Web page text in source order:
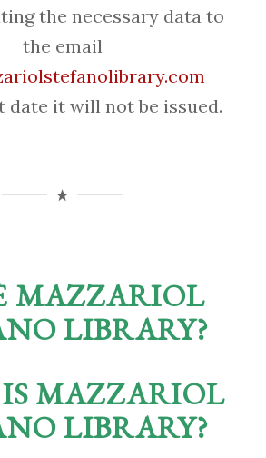
the necessary data to
the email
date it will not be issued.
MAZZARIOL
LIBRARY?
MAZZARIOL
LIBRARY?